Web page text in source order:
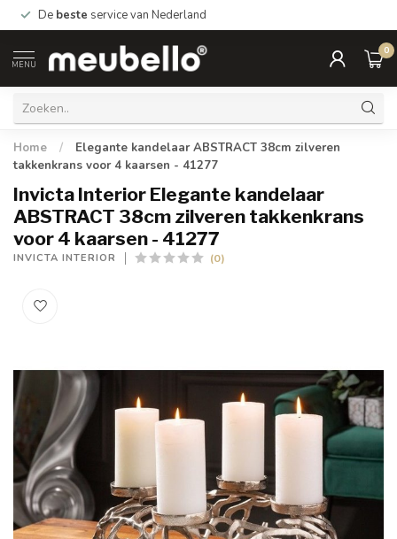
De beste service van Nederland
MENU
0
Home /
Elegante kandelaar ABSTRACT 38cm zilveren
takkenkrans voor 4 kaarsen - 41277
Invicta Interior Elegante kandelaar
ABSTRACT 38cm zilveren takkenkrans
voor 4 kaarsen - 41277
INVICTA INTERIOR (0)